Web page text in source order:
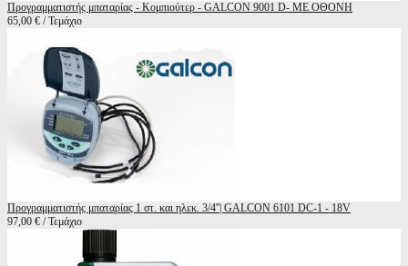
Προγραμματιστής μπαταρίας - Κομπιούτερ - GALCON 9001 D- ΜΕ ΟΘΟΝΗ
65,00 € / Τεμάχιο
Προγραμματιστής μπαταρίας 1 στ. και ηλεκ. 3/4''| GALCON 6101 DC-1 - 18V
97,00 € / Τεμάχιο